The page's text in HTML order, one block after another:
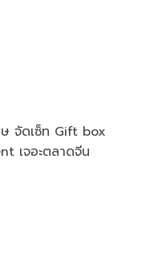
จัดเซ็ท Gift box
เจอะตลาดจีน